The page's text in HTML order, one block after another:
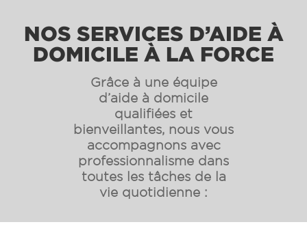
NOS SERVICES D’AIDE À
DOMICILE À LA FORCE
Grâce à une équipe
d’aide à domicile
qualifiées et
bienveillantes, nous vous
accompagnons avec
professionnalisme dans
toutes les tâches de la
vie quotidienne :